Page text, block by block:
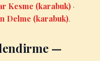
Kesme (karabuk) ·
Delme (karabuk).
—